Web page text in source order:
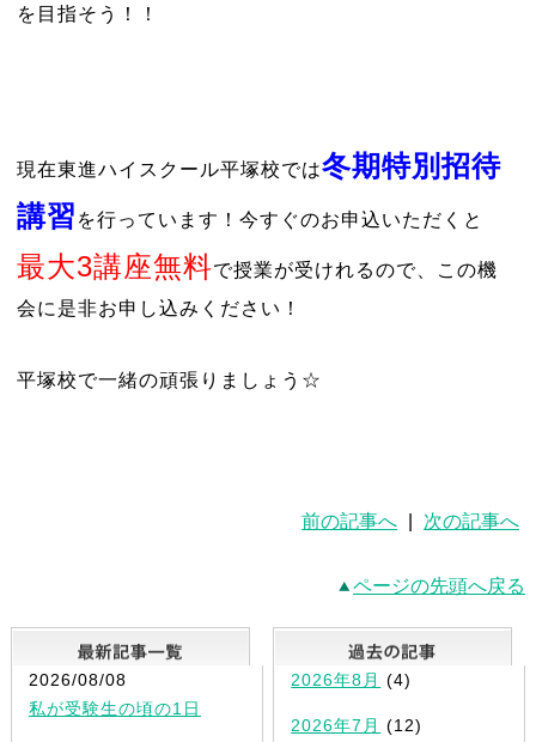
を目指そう！！
現在東進ハイスクール平塚校では冬期特別招待
講習 を行っています！今すぐのお申込いただくと
最大3講座無料で授業が受けれるので、この機
会に是非お申し込みください！
平塚校で一緒の頑張りましょう☆
前の記事へ 次の記事へ
ページの先頭へ戻る
最新記事一覧
2026/08/08
私が受験生の頃の1日
2026年8月 (4)
2026年7月 (12)